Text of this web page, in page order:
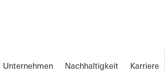
Unternehmen Nachhaltigkeit Karriere